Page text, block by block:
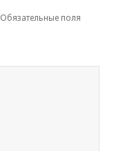
Обязательные поля